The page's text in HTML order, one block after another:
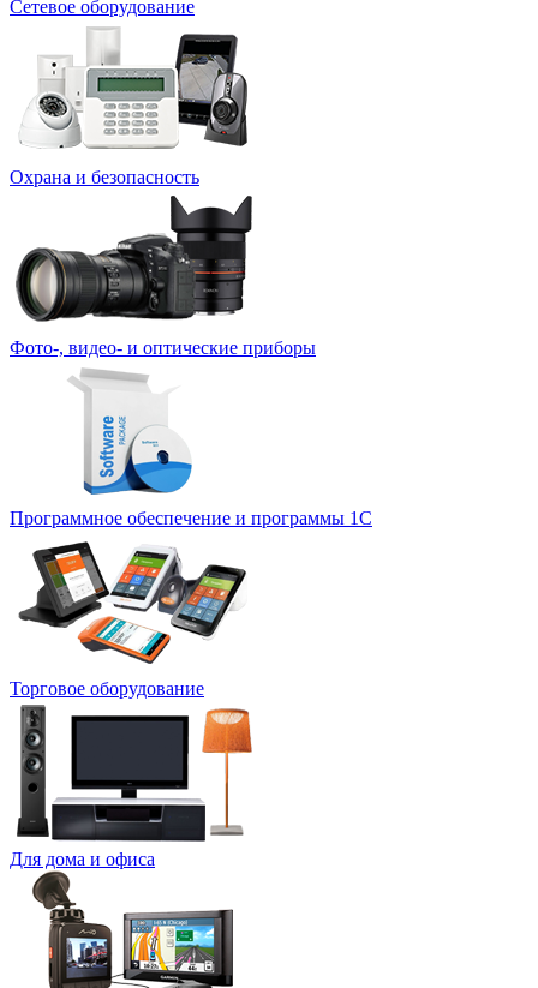
Сетевое оборудование
Охрана и безопасность
Фото-, видео- и оптические приборы
Программное обеспечение и программы 1С
Торговое оборудование
Для дома и офиса